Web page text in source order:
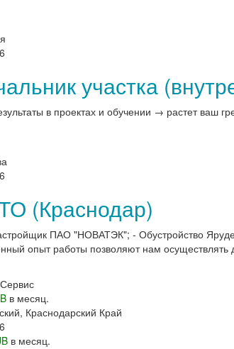
участка
в проектах и обучении → растет ваш
(Краснодар)
ПАО "НОВАТЭК"; - Обустройство
опыт работы позволяют нам осуществлять
в месяц.
Краснодарский Край
в месяц.